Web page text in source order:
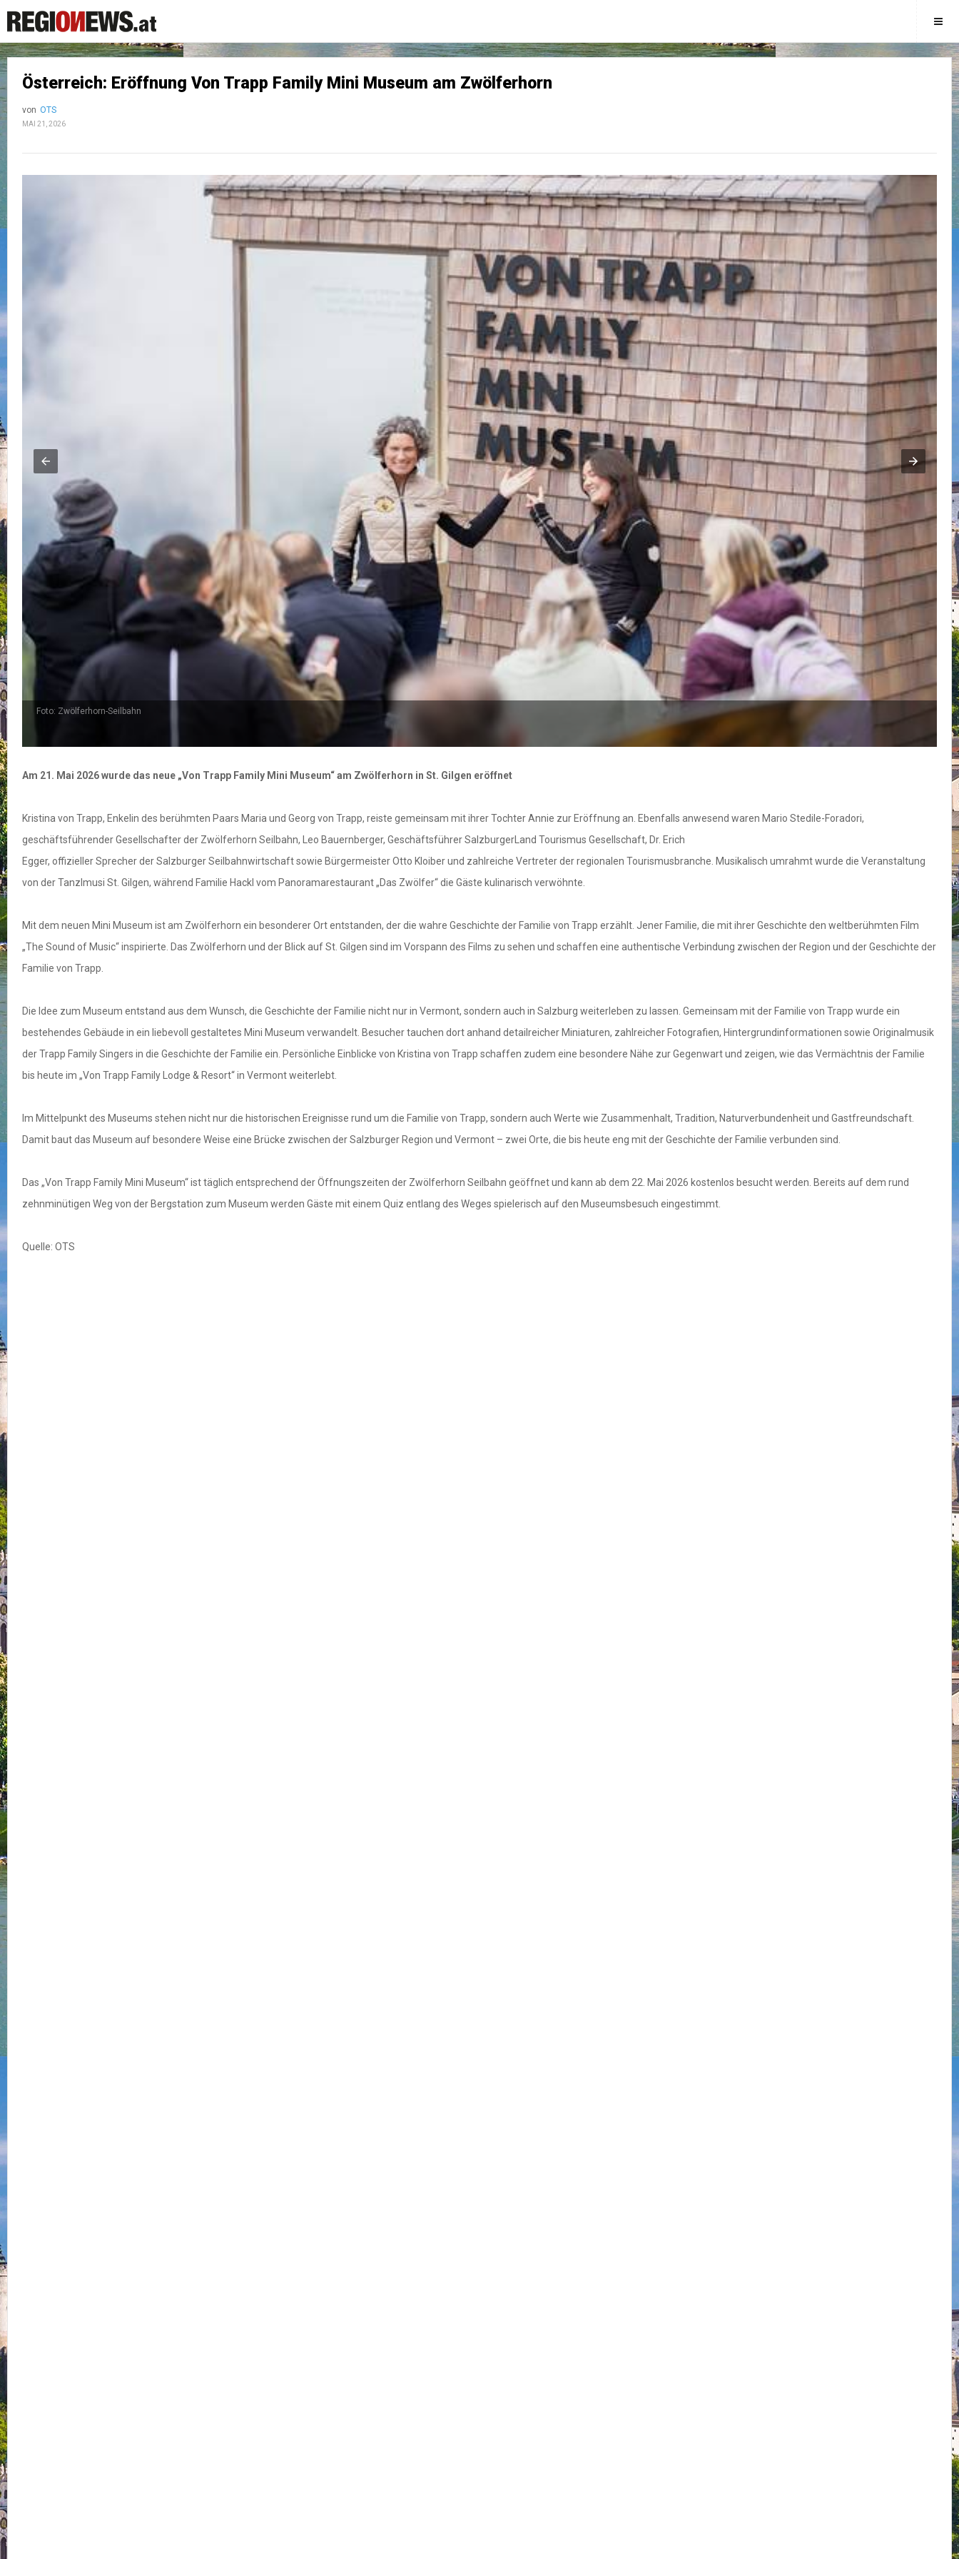
Österreich: Eröffnung Von Trapp Family Mini Museum am Zwölferhorn
von OTS
MAI 21, 2026
Foto: Zwölferhorn-Seilbahn
Am 21. Mai 2026 wurde das neue „Von Trapp Family Mini Museum“ am Zwölferhorn in St. Gilgen eröffnet
Kristina von Trapp, Enkelin des berühmten Paars Maria und Georg von Trapp, reiste gemeinsam mit ihrer Tochter Annie zur Eröffnung an. Ebenfalls anwesend waren Mario Stedile-Foradori,
geschäftsführender Gesellschafter der Zwölferhorn Seilbahn, Leo Bauernberger, Geschäftsführer SalzburgerLand Tourismus Gesellschaft, Dr. Erich
Egger, offizieller Sprecher der Salzburger Seilbahnwirtschaft sowie Bürgermeister Otto Kloiber und zahlreiche Vertreter der regionalen Tourismusbranche. Musikalisch umrahmt wurde die Veranstaltung
von der Tanzlmusi St. Gilgen, während Familie Hackl vom Panoramarestaurant „Das Zwölfer“ die Gäste kulinarisch verwöhnte.
Mit dem neuen Mini Museum ist am Zwölferhorn ein besonderer Ort entstanden, der die wahre Geschichte der Familie von Trapp erzählt. Jener Familie, die mit ihrer Geschichte den weltberühmten Film
„The Sound of Music“ inspirierte. Das Zwölferhorn und der Blick auf St. Gilgen sind im Vorspann des Films zu sehen und schaffen eine authentische Verbindung zwischen der Region und der Geschichte der
Familie von Trapp.
Die Idee zum Museum entstand aus dem Wunsch, die Geschichte der Familie nicht nur in Vermont, sondern auch in Salzburg weiterleben zu lassen. Gemeinsam mit der Familie von Trapp wurde ein
bestehendes Gebäude in ein liebevoll gestaltetes Mini Museum verwandelt. Besucher tauchen dort anhand detailreicher Miniaturen, zahlreicher Fotografien, Hintergrundinformationen sowie Originalmusik
der Trapp Family Singers in die Geschichte der Familie ein. Persönliche Einblicke von Kristina von Trapp schaffen zudem eine besondere Nähe zur Gegenwart und zeigen, wie das Vermächtnis der Familie
bis heute im „Von Trapp Family Lodge & Resort“ in Vermont weiterlebt.
Im Mittelpunkt des Museums stehen nicht nur die historischen Ereignisse rund um die Familie von Trapp, sondern auch Werte wie Zusammenhalt, Tradition, Naturverbundenheit und Gastfreundschaft.
Damit baut das Museum auf besondere Weise eine Brücke zwischen der Salzburger Region und Vermont – zwei Orte, die bis heute eng mit der Geschichte der Familie verbunden sind.
Das „Von Trapp Family Mini Museum“ ist täglich entsprechend der Öffnungszeiten der Zwölferhorn Seilbahn geöffnet und kann ab dem 22. Mai 2026 kostenlos besucht werden. Bereits auf dem rund
zehnminütigen Weg von der Bergstation zum Museum werden Gäste mit einem Quiz entlang des Weges spielerisch auf den Museumsbesuch eingestimmt.
Quelle: OTS